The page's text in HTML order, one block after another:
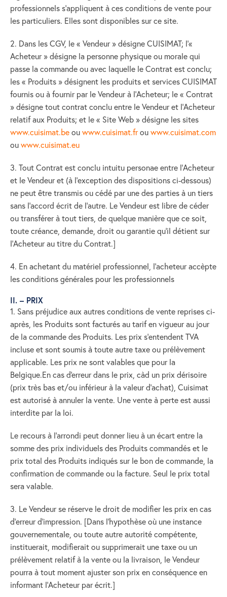
professionnels s'appliquent à ces conditions de vente pour
les particuliers. Elles sont disponibles sur ce site.
2. Dans les CGV, le « Vendeur » désigne CUISIMAT; l’«
Acheteur » désigne la personne physique ou morale qui
passe la commande ou avec laquelle le Contrat est conclu;
les « Produits » désignent les produits et services CUISIMAT
fournis ou à fournir par le Vendeur à l’Acheteur; le « Contrat
» désigne tout contrat conclu entre le Vendeur et l’Acheteur
relatif aux Produits; et le « Site Web » désigne les sites
www.cuisimat.beouwww.cuisimat.frouwww.cuisimat.com
ouwww.cuisimat.eu
3. Tout Contrat est conclu intuitu personae entre l’Acheteur
et le Vendeur et (à l’exception des dispositions ci-dessous)
ne peut être transmis ou cédé par une des parties à un tiers
sans l’accord écrit de l’autre. Le Vendeur est libre de céder
ou transférer à tout tiers, de quelque manière que ce soit,
toute créance, demande, droit ou garantie qu’il détient sur
l’Acheteur au titre du Contrat.]
4. En achetant du matériel professionnel, l'acheteur accèpte
les conditions générales pour les professionnels
II. – PRIX
1. Sans préjudice aux autres conditions de vente reprises ci-
après, les Produits sont facturés au tarif en vigueur au jour
de la commande des Produits. Les prix s’entendent TVA
incluse et sont soumis à toute autre taxe ou prélèvement
applicable. Les prix ne sont valables que pour la
Belgique.En cas d'erreur dans le prix, càd un prix dérisoire
(prix très bas et/ou inférieur à la valeur d'achat), Cuisimat
est autorisé à annuler la vente. Une vente à perte est aussi
interdite par la loi.
Le recours à l’arrondi peut donner lieu à un écart entre la
somme des prix individuels des Produits commandés et le
prix total des Produits indiqués sur le bon de commande, la
confirmation de commande ou la facture. Seul le prix total
sera valable.
3. Le Vendeur se réserve le droit de modifier les prix en cas
d’erreur d’impression. [Dans l’hypothèse où une instance
gouvernementale, ou toute autre autorité compétente,
instituerait, modifierait ou supprimerait une taxe ou un
prélèvement relatif à la vente ou la livraison, le Vendeur
pourra à tout moment ajuster son prix en conséquence en
informant l’Acheteur par écrit.]